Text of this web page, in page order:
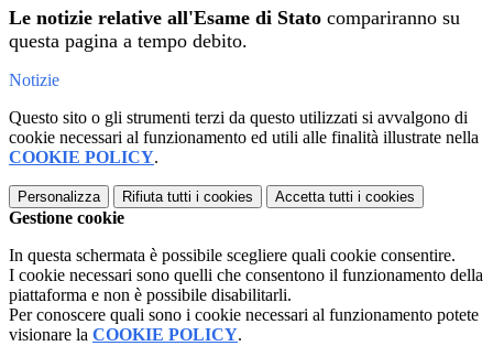
Le notizie relative all'Esame di Stato compariranno su
questa pagina a tempo debito.
Notizie
Questo sito o gli strumenti terzi da questo utilizzati si avvalgono di
cookie necessari al funzionamento ed utili alle finalità illustrate nella
COOKIE POLICY.
Personalizza Rifiuta tutti i cookies Accetta tutti i cookies
Gestione cookie
In questa schermata è possibile scegliere quali cookie consentire.
I cookie necessari sono quelli che consentono il funzionamento della
piattaforma e non è possibile disabilitarli.
Per conoscere quali sono i cookie necessari al funzionamento potete
visionare la COOKIE POLICY.